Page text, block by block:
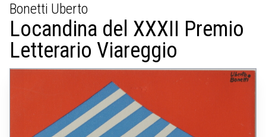
CONTATTI
DIDATTICA
SHOP
LE COLLEZIONI
GLI AUTORI
SCULTURA
STAMPA
ALTRO
MATRICI XILOGRAFICHE
FOTOGRAFIA
Bonetti Uberto
Locandina del XXXII Premio
Letterario Viareggio